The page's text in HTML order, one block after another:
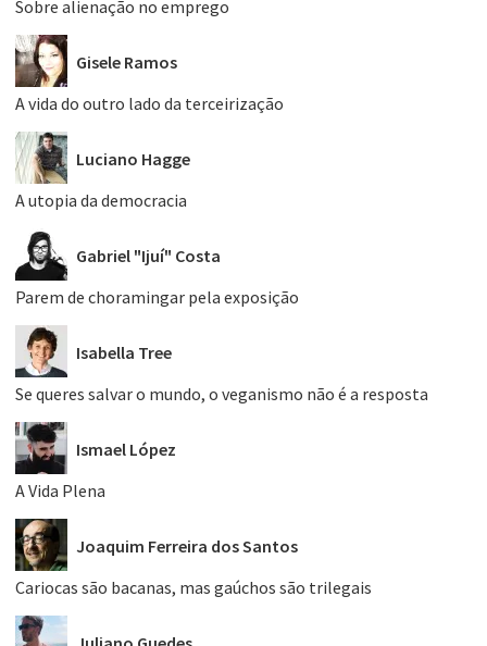
Sobre alienação no emprego
Gisele Ramos
A vida do outro lado da terceirização
Luciano Hagge
A utopia da democracia
Gabriel "Ijuí" Costa
Parem de choramingar pela exposição
Isabella Tree
Se queres salvar o mundo, o veganismo não é a resposta
Ismael López
A Vida Plena
Joaquim Ferreira dos Santos
Cariocas são bacanas, mas gaúchos são trilegais